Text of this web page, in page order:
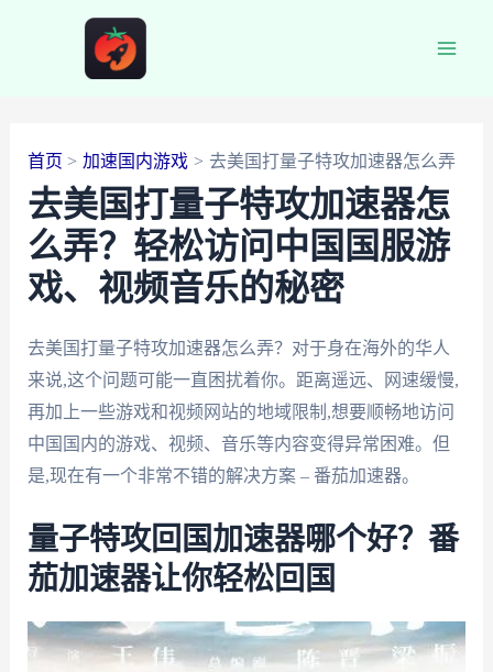
首页 加速国内游戏 去美国打量子特攻加速器怎么弄
去美国打量子特攻加速器怎
么弄？轻松访问中国国服游
戏、视频音乐的秘密
去美国打量子特攻加速器怎么弄？对于身在海外的华人
来说,这个问题可能一直困扰着你。距离遥远、网速缓慢,
再加上一些游戏和视频网站的地域限制,想要顺畅地访问
中国国内的游戏、视频、音乐等内容变得异常困难。但
是,现在有一个非常不错的解决方案 – 番茄加速器。
量子特攻回国加速器哪个好？番
茄加速器让你轻松回国